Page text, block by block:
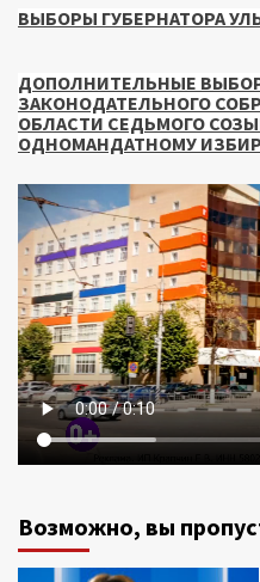
ВЫБОРЫ ГУБЕРНАТОРА
ДОПОЛНИТЕЛЬНЫЕ
ЗАКОНОДАТЕЛЬНОГО
ОБЛАСТИ СЕДЬМОГО
ОДНОМАНДАТНОМУ
Возможно, вы